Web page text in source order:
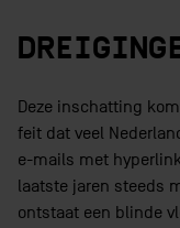
Deze inschatting
feit dat veel
e-mails met
laatste jaren steeds
ontstaat een blinde